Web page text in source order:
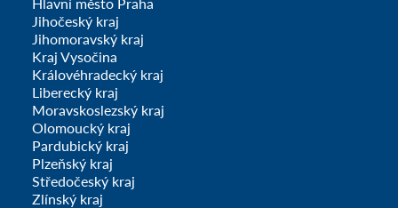
Jihočeský kraj
Jihomoravský kraj
Kraj Vysočina
Královéhradecký kraj
Liberecký kraj
Moravskoslezský kraj
Olomoucký kraj
Pardubický kraj
Plzeňský kraj
Středočeský kraj
Zlínský kraj